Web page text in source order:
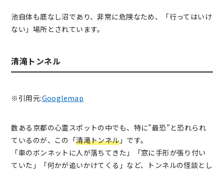
池自体も底なし沼であり、非常に危険なため、「行ってはいけ
ない」場所とされています。
清滝トンネル
※引用元:Googlemap
数ある京都の心霊スポットの中でも、特に”最恐”と恐れられ
ているのが、この「清滝トンネル」です。
「車のボンネットに人が落ちてきた」「窓に手形が張り付い
ていた」「何かが追いかけてくる」など、トンネルの怪談とし